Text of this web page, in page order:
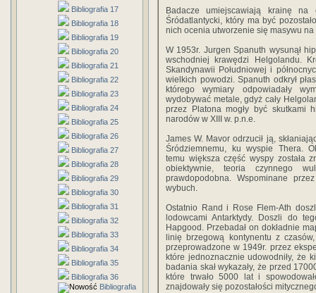
Bibliografia 17
Bibliografia 18
Bibliografia 19
Bibliografia 20
Bibliografia 21
Bibliografia 22
Bibliografia 23
Bibliografia 24
Bibliografia 25
Bibliografia 26
Bibliografia 27
Bibliografia 28
Bibliografia 29
Bibliografia 30
Bibliografia 31
Bibliografia 32
Bibliografia 33
Bibliografia 34
Bibliografia 35
Bibliografia 36
Bibliografia
Badacze umiejscawiają krainę
Śródatlantycki, który ma być
nich ocenia utworzenie się masywu
W 1953r. Jurgen Spanuth wysunął
wschodniej krawędzi Helgolandu.
Skandynawii Południowej i
wielkich powodzi. Spanuth odkrył
którego wymiary odpowiadały
wydobywać metale, gdyż cały
przez Platona mogły być skutkami
narodów w XIII w. p.n.e.
James W. Mavor odrzucił ją,
Śródziemnemu, ku wyspie Thera.
temu większa część wyspy została
obiektywnie, teoria czynnego
prawdopodobna. Wspominane
wybuch.
Ostatnio Rand i Rose Flem-Ath
lodowcami Antarktydy. Doszli do
Hapgood. Przebadał on dokładnie
linię brzegową kontynentu z
przeprowadzone w 1949r. przez
które jednoznacznie udowodniły, że
badania skał wykazały, że przed
które trwało 5000 lat i
znajdowały się pozostałości